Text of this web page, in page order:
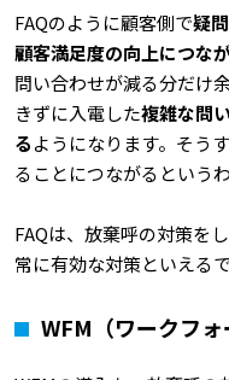
FAQのように顧客側で疑
顧客満足度の向上につなが
問い合わせが減る分だけ
きずに入電した複雑な問
るようになります。そう
ることにつながるというわ
FAQは、放棄呼の対策を
常に有効な対策といえるで
WFM（ワークフ